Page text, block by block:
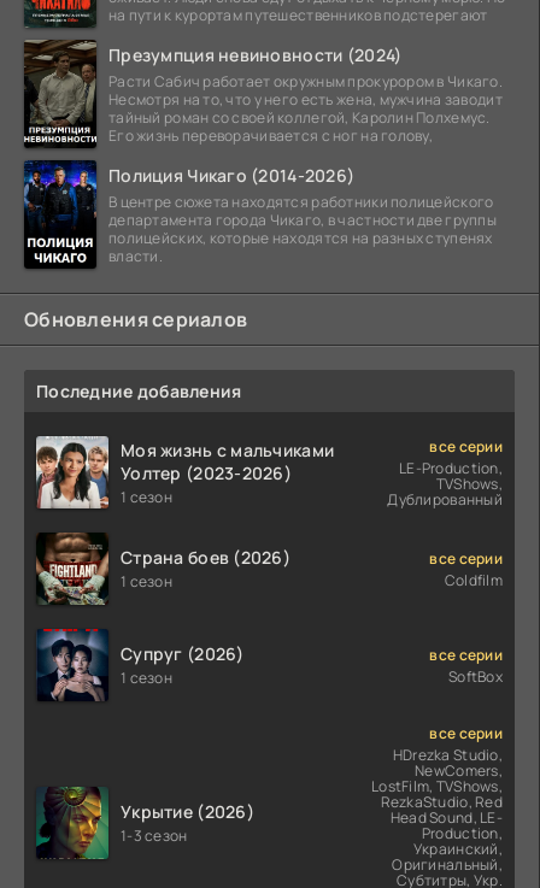
на пути к курортам путешественников подстерегают
Презумпция невиновности (2024)
Расти Сабич работает окружным прокурором в Чикаго.
Несмотря на то, что у него есть жена, мужчина заводит
тайный роман со своей коллегой, Каролин Полхемус.
Его жизнь переворачивается с ног на голову,
Полиция Чикаго (2014-2026)
В центре сюжета находятся работники полицейского
департамента города Чикаго, в частности две группы
полицейских, которые находятся на разных ступенях
власти.
Обновления сериалов
Последние добавления
Моя жизнь с мальчиками
Уолтер (2023-2026)
1 сезон
все серии
LE-Production,
TVShows,
Дублированный
Страна боев (2026)
1 сезон
все серии
Coldfilm
Супруг (2026)
1 сезон
все серии
SoftBox
Укрытие (2026)
1-3 сезон
все серии
HDrezka Studio,
NewComers,
LostFilm, TVShows,
RezkaStudio, Red
Head Sound, LE-
Production,
Украинский,
Оригинальный,
Субтитры, Укр.